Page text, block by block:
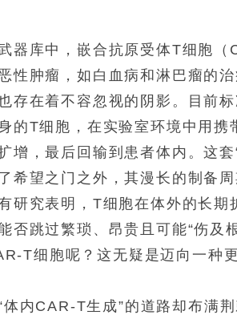
器库中，嵌合抗原受体T细胞
性肿瘤，如白血病和淋巴瘤的
存在着不容忽视的阴影。目前
的T细胞，在实验室环境中用
增，最后回输到患者体内。这
希望之门之外，其漫长的制备
研究表明，T细胞在体外的长
否跳过繁琐、昂贵且可能“伤及
T细胞呢？这无疑是迈向一种
内CAR-T生成”的道路却布满